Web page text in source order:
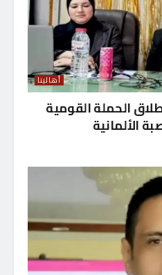
أهالينا
الحملة القومية
الألمانية